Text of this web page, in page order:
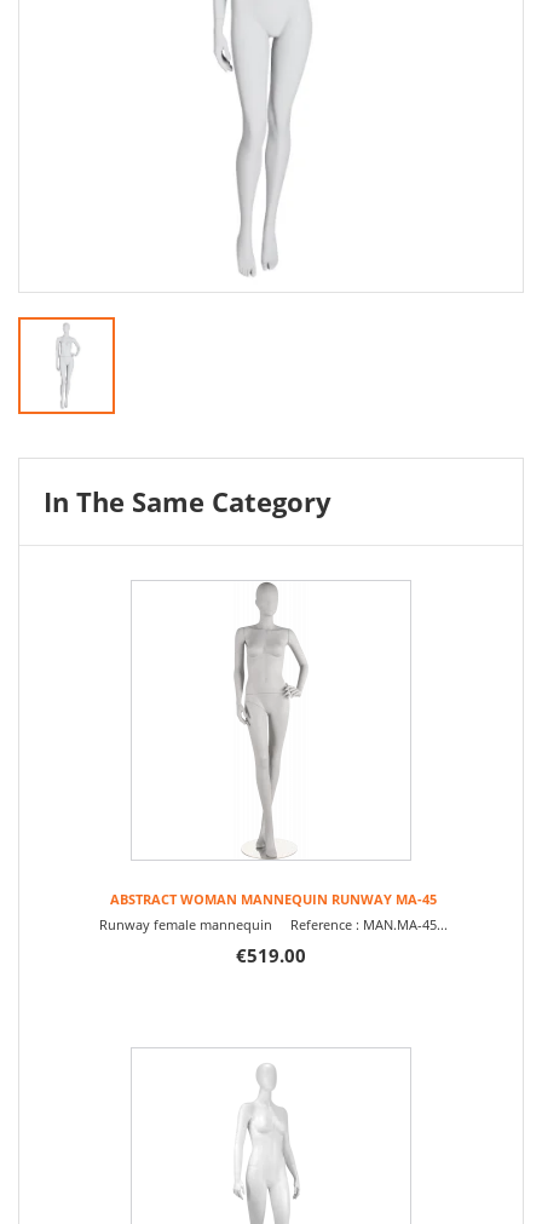
In The Same Category
ABSTRACT WOMAN MANNEQUIN RUNWAY MA-45
Runway female mannequin Reference : MAN.MA-45...
€519.00